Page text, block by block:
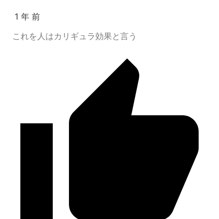
1 年 前
これを人はカリギュラ効果と言う